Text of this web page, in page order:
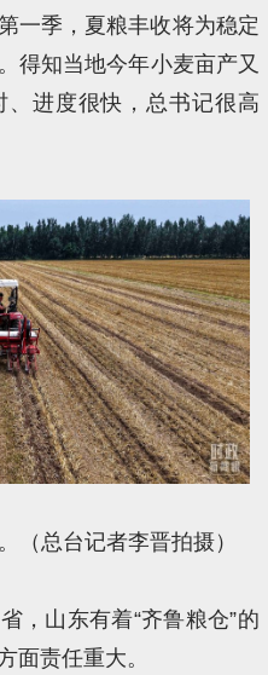
一季，夏粮丰收将为稳定
得知当地今年小麦亩产又
进度很快，总书记很高
（总台记者李晋拍摄）
，山东有着“齐鲁粮仓”的
面责任重大。